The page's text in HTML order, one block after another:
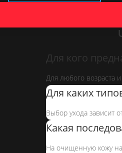
Для кого
Для любого возраста
Для каких
Выбор ухода зависит
Какая
На очищенную кожу